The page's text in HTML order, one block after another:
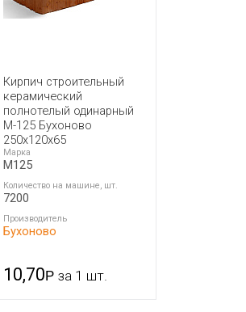
Кирпич строительный
керамический
полнотелый одинарный
М-125 Бухоново
250х120х65
Марка
M125
Количество на машине, шт.
7200
Производитель
Бухоново
10,70Р за 1 шт.